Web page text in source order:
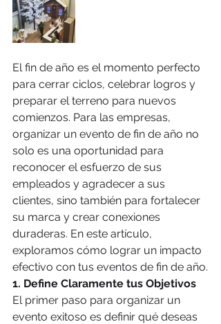
El fin de año es el momento perfecto
para cerrar ciclos, celebrar logros y
preparar el terreno para nuevos
comienzos. Para las empresas,
organizar un evento de fin de año no
solo es una oportunidad para
reconocer el esfuerzo de sus
empleados y agradecer a sus
clientes, sino también para fortalecer
su marca y crear conexiones
duraderas. En este artículo,
exploramos cómo lograr un impacto
efectivo con tus eventos de fin de año.
1. Define Claramente tus Objetivos
El primer paso para organizar un
evento exitoso es definir qué deseas